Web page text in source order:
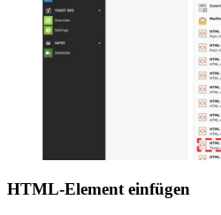
HTML-Element einfügen